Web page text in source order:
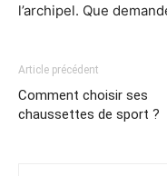
l’archipel. Que
Article précédent
Comment choisir ses
chaussettes de sport ?